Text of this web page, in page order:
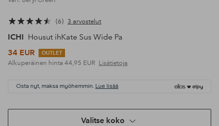
6 3 arvostelut
ICHI Housut ihKate Sus Wide Pa
34 EUR
OUTLET
Alkuperäinen hinta 44,95 EUR Lisätietoja
Osta nyt, maksa myöhemmin. Lue lisää
Valitse koko